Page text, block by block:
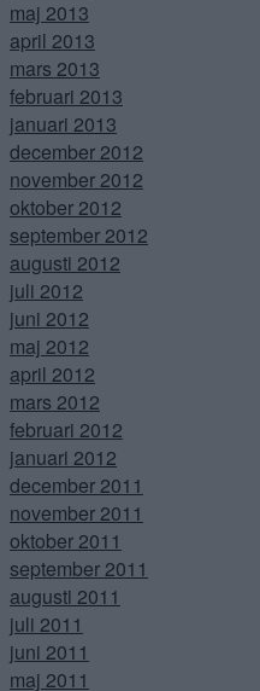
maj 2013
april 2013
mars 2013
februari 2013
januari 2013
december 2012
november 2012
oktober 2012
september 2012
augusti 2012
juli 2012
juni 2012
maj 2012
april 2012
mars 2012
februari 2012
januari 2012
december 2011
november 2011
oktober 2011
september 2011
augusti 2011
juli 2011
juni 2011
maj 2011